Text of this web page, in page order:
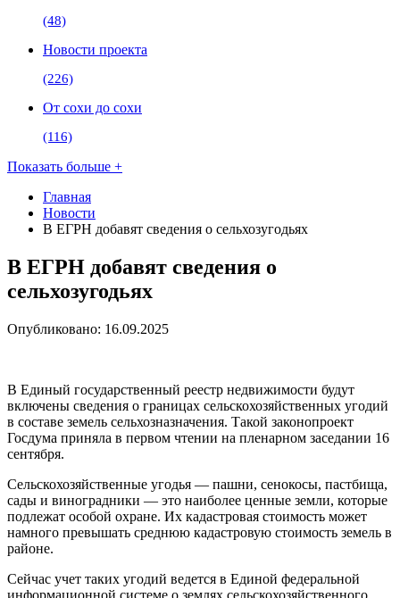
(48)
Новости проекта
(226)
От сохи до сохи
(116)
Показать больше +
Главная
Новости
В ЕГРН добавят сведения о сельхозугодьях
В ЕГРН добавят сведения о
сельхозугодьях
Опубликовано: 16.09.2025
В Единый государственный реестр недвижимости будут
включены сведения о границах сельскохозяйственных угодий
в составе земель сельхозназначения. Такой законопроект
Госдума приняла в первом чтении на пленарном заседании 16
сентября.
Сельскохозяйственные угодья — пашни, сенокосы, пастбища,
сады и виноградники — это наиболее ценные земли, которые
подлежат особой охране. Их кадастровая стоимость может
намного превышать среднюю кадастровую стоимость земель в
районе.
Сейчас учет таких угодий ведется в Единой федеральной
информационной системе о землях сельскохозяйственного